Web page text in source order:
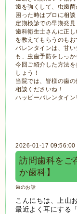
歯を強くして、虫歯菌
困った時はプロに相談
定期検診での早期発見
歯科衛生士さんに正
を教えてもらうのも
バレンタインは、甘
も、虫歯予防をしっ
今回ご紹介した方法
しょう！
当院では、皆様の歯
相談くださいね！
ハッピーバレンタイ
2026-01-17 09:56:00
訪問歯科を
か歯科】
歯のお話
こんにちは、上山
最近よく耳にする